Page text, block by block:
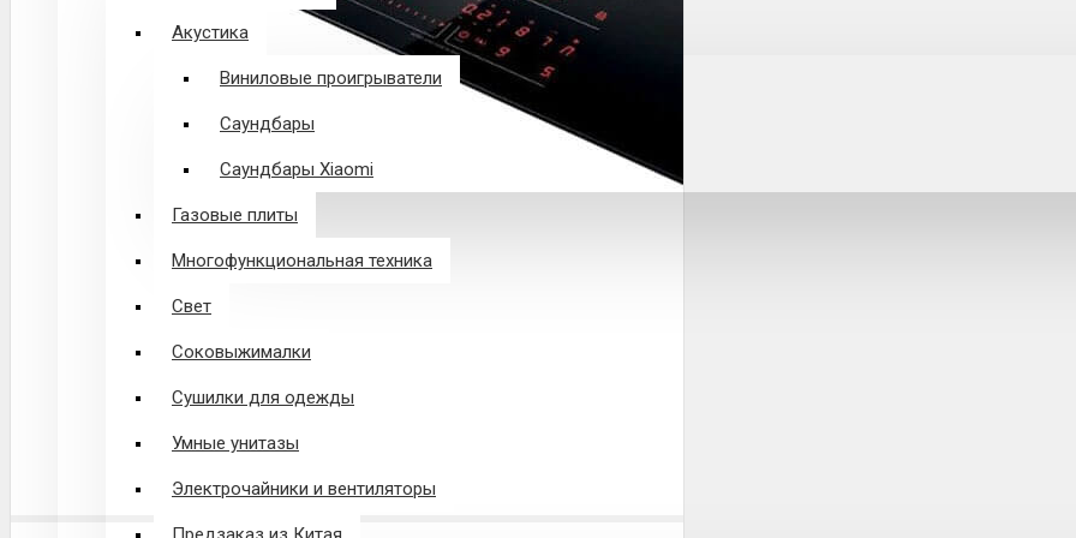
Акустика
Виниловые проигрыватели
Саундбары
Саундбары Xiaomi
Газовые плиты
Многофункциональная техника
Свет
Соковыжималки
Сушилки для одежды
Умные унитазы
Электрочайники и вентиляторы